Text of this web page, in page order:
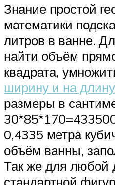
Знание простой
математики
литров в ванне.
найти объём
квадрата,
ширину и на длину
размеры в
0,4335 метра
объём ванны,
Так же для любой
стандартной